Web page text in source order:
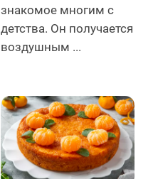
знакомое многим с
детства. Он получается
воздушным ...